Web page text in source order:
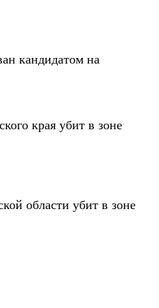
кандидатом на
края убит в зоне
области убит в зоне